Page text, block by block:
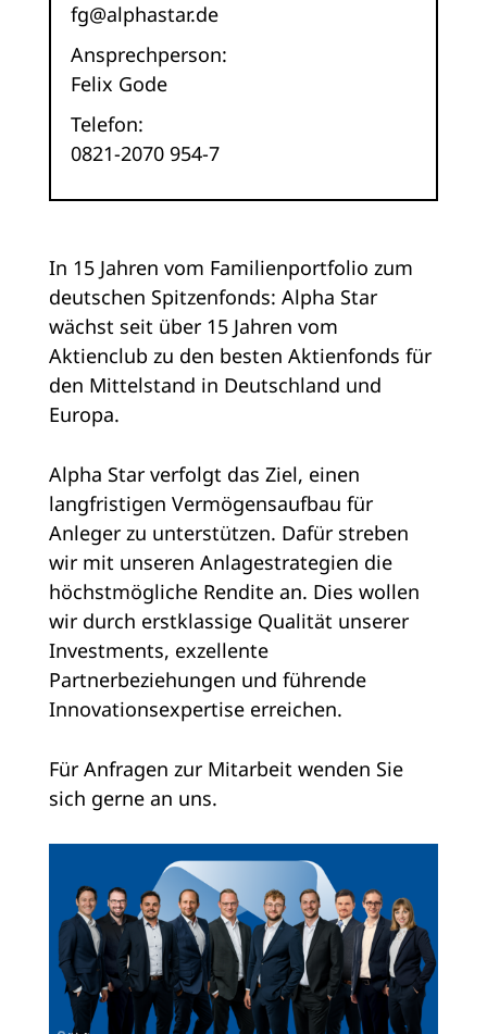
In 15 Jahren vom Familienportfolio zum
deutschen Spitzenfonds: Alpha Star
wächst seit über 15 Jahren vom
Aktienclub zu den besten Aktienfonds für
den Mittelstand in Deutschland und
Europa.
Alpha Star verfolgt das Ziel, einen
langfristigen Vermögensaufbau für
Anleger zu unterstützen. Dafür streben
wir mit unseren Anlagestrategien die
höchstmögliche Rendite an. Dies wollen
wir durch erstklassige Qualität unserer
Investments, exzellente
Partnerbeziehungen und führende
Innovationsexpertise erreichen.
Für Anfragen zur Mitarbeit wenden Sie
sich gerne an uns.
fg@alphastar.de
Ansprechperson:
Felix Gode
Telefon:
0821-2070 954-7